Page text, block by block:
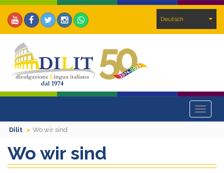
Deutsch
Toggle
Dilit
Wo wir sind
Wo wir sind